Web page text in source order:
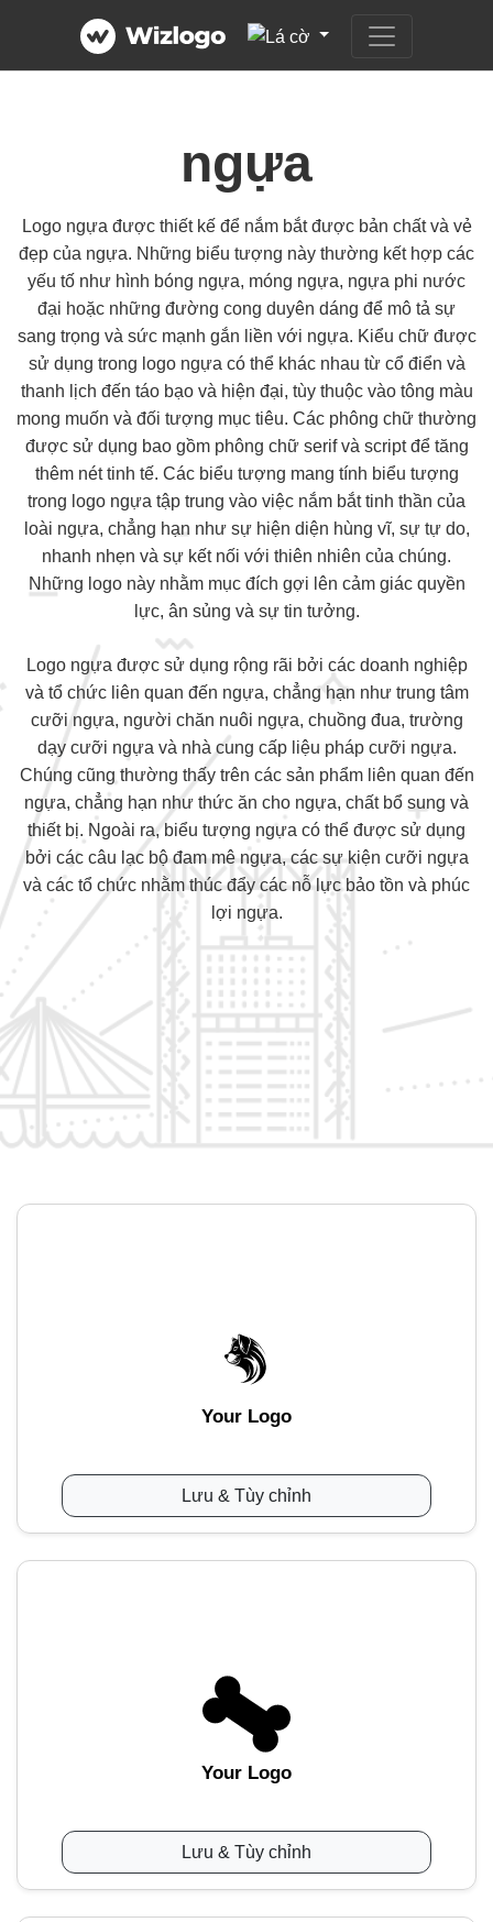
ngựa
Logo ngựa được thiết kế để nắm bắt được bản chất và vẻ
đẹp của ngựa. Những biểu tượng này thường kết hợp các
yếu tố như hình bóng ngựa, móng ngựa, ngựa phi nước
đại hoặc những đường cong duyên dáng để mô tả sự
sang trọng và sức mạnh gắn liền với ngựa. Kiểu chữ được
sử dụng trong logo ngựa có thể khác nhau từ cổ điển và
thanh lịch đến táo bạo và hiện đại, tùy thuộc vào tông màu
mong muốn và đối tượng mục tiêu. Các phông chữ thường
được sử dụng bao gồm phông chữ serif và script để tăng
thêm nét tinh tế. Các biểu tượng mang tính biểu tượng
trong logo ngựa tập trung vào việc nắm bắt tinh thần của
loài ngựa, chẳng hạn như sự hiện diện hùng vĩ, sự tự do,
nhanh nhẹn và sự kết nối với thiên nhiên của chúng.
Những logo này nhằm mục đích gợi lên cảm giác quyền
lực, ân sủng và sự tin tưởng.
Logo ngựa được sử dụng rộng rãi bởi các doanh nghiệp
và tổ chức liên quan đến ngựa, chẳng hạn như trung tâm
cưỡi ngựa, người chăn nuôi ngựa, chuồng đua, trường
dạy cưỡi ngựa và nhà cung cấp liệu pháp cưỡi ngựa.
Chúng cũng thường thấy trên các sản phẩm liên quan đến
ngựa, chẳng hạn như thức ăn cho ngựa, chất bổ sung và
thiết bị. Ngoài ra, biểu tượng ngựa có thể được sử dụng
bởi các câu lạc bộ đam mê ngựa, các sự kiện cưỡi ngựa
và các tổ chức nhằm thúc đẩy các nỗ lực bảo tồn và phúc
lợi ngựa.
Your Logo
Lưu & Tùy chỉnh
Your Logo
Lưu & Tùy chỉnh